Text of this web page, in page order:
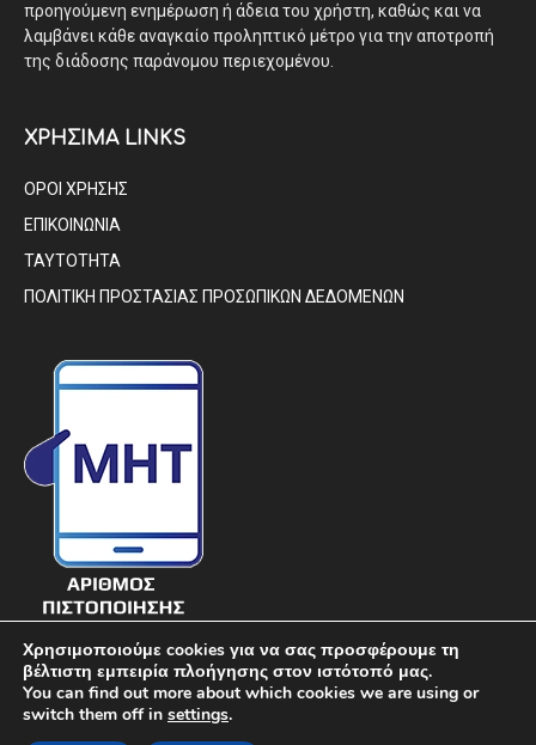
προηγούμενη ενημέρωση ή άδεια του χρήστη, καθώς και να
λαμβάνει κάθε αναγκαίο προληπτικό μέτρο για την αποτροπή
της διάδοσης παράνομου περιεχομένου.
ΧΡΗΣΙΜΑ LINKS
ΟΡΟΙ ΧΡΗΣΗΣ
ΕΠΙΚΟΙΝΩΝΙΑ
ΤΑΥΤΟΤΗΤΑ
ΠΟΛΙΤΙΚΗ ΠΡΟΣΤΑΣΙΑΣ ΠΡΟΣΩΠΙΚΩΝ ΔΕΔΟΜΕΝΩΝ
Χρησιμοποιούμε cookies για να σας προσφέρουμε τη
βέλτιστη εμπειρία πλοήγησης στον ιστότοπό μας.
You can find out more about which cookies we are using or
switch them off in settings.